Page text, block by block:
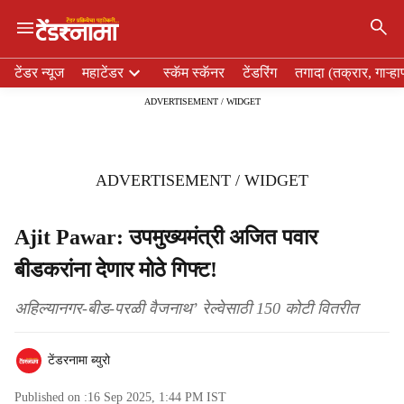
e
टेंडर न्यूज महाटेंडर स्कॅम स्कॅनर टेंडरिंग तगादा (तक्रार,
ADVERTISEMENT / WIDGET
ADVERTISEMENT / WIDGET
Ajit Pawar: उपमुख्यमंत्री अजित पवार
बीडकरांना देणार मोठे गिफ्ट!
अहिल्यानगर-बीड-परळी वैजनाथ’ रेल्वेसाठी 150 कोटी वितरीत
टेंडरनामा ब्युरो
Published on :16 Sep 2025, 1:44 PM IST